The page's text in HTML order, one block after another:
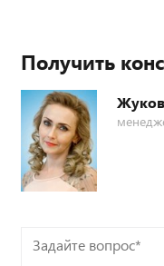
Получить
Задайте